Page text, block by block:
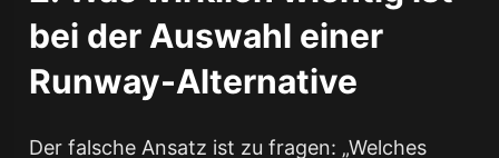
bei der Auswahl einer
Runway-Alternative
Der falsche Ansatz ist zu fragen: „Welches